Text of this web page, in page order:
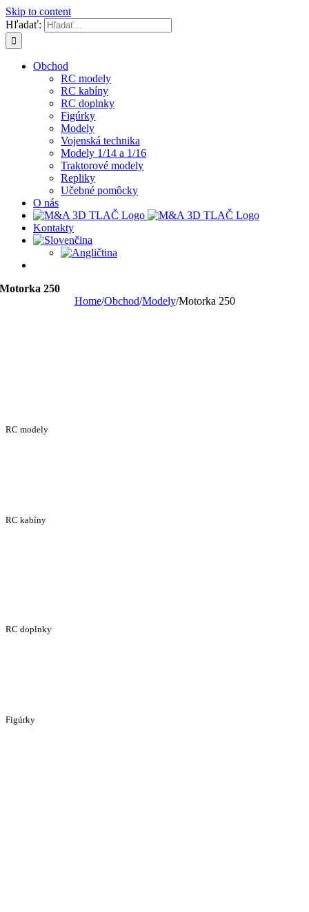
Skip to content
Hľadať:
Obchod
RC modely
RC kabíny
RC doplnky
Figúrky
Modely
Vojenská technika
Modely 1/14 a 1/16
Traktorové modely
Repliky
Učebné pomôcky
O nás
Kontakty
Motorka 250
Home/Obchod/Modely/Motorka 250
RC modely
RC kabíny
RC doplnky
Figúrky